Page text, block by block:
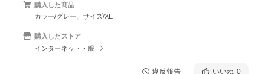
購入した商品
カラー/グレー、サイズ/XL
購入したストア
インターネット・服
違反報告 いいね 0